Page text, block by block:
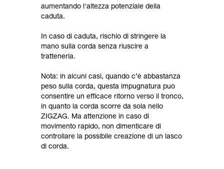
aumentando l'altezza potenziale della
caduta.
In caso di caduta, rischio di stringere la
mano sulla corda senza riuscire a
trattenerla.
Nota: in alcuni casi, quando c’è abbastanza
peso sulla corda, questa impugnatura può
consentire un efficace ritorno verso il tronco,
in quanto la corda scorre da sola nello
ZIGZAG. Ma attenzione in caso di
movimento rapido, non dimenticare di
controllare la possibile creazione di un lasco
di corda.